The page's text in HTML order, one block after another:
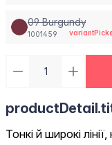
09 Burgundy
1001459
Тонкі й широкі